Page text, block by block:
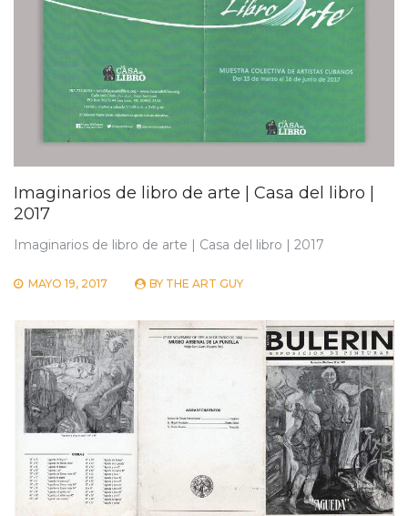
Imaginarios de libro de arte | Casa del libro |
2017
Imaginarios de libro de arte | Casa del libro | 2017
MAYO 19, 2017 BY THE ART GUY